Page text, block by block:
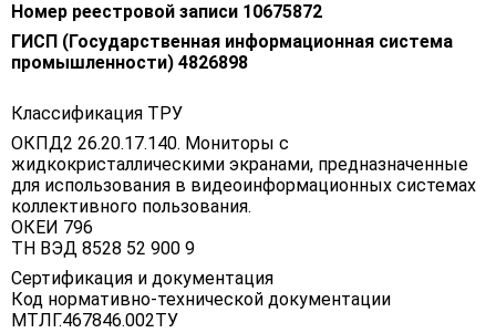
Номер реестровой записи 10675872
ГИСП (Государственная информационная система
промышленности) 4826898
Классификация ТРУ
ОКПД2 26.20.17.140. Мониторы с
жидкокристаллическими экранами, предназначенные
для использования в видеоинформационных системах
коллективного пользования.
ОКЕИ 796
ТН ВЭД 8528 52 900 9
Сертификация и документация
Код нормативно-технической документации
МТЛГ.467846.002ТУ